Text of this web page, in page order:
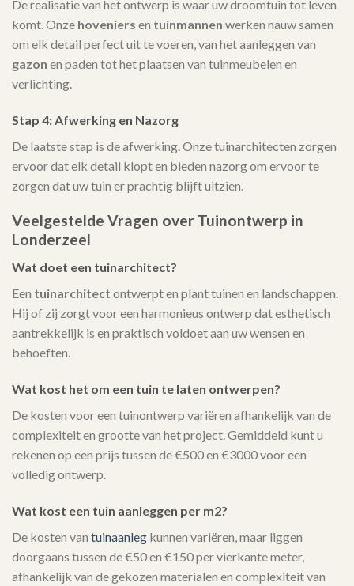
De realisatie van het ontwerp is waar uw droomtuin tot leven
komt. Onze hoveniers en tuinmannen werken nauw samen
om elk detail perfect uit te voeren, van het aanleggen van
gazon en paden tot het plaatsen van tuinmeubelen en
verlichting.
Stap 4: Afwerking en Nazorg
De laatste stap is de afwerking. Onze tuinarchitecten zorgen
ervoor dat elk detail klopt en bieden nazorg om ervoor te
zorgen dat uw tuin er prachtig blijft uitzien.
Veelgestelde Vragen over Tuinontwerp in
Londerzeel
Wat doet een tuinarchitect?
Een tuinarchitect ontwerpt en plant tuinen en landschappen.
Hij of zij zorgt voor een harmonieus ontwerp dat esthetisch
aantrekkelijk is en praktisch voldoet aan uw wensen en
behoeften.
Wat kost het om een tuin te laten ontwerpen?
De kosten voor een tuinontwerp variëren afhankelijk van de
complexiteit en grootte van het project. Gemiddeld kunt u
rekenen op een prijs tussen de €500 en €3000 voor een
volledig ontwerp.
Wat kost een tuin aanleggen per m2?
De kosten van tuinaanleg kunnen variëren, maar liggen
doorgaans tussen de €50 en €150 per vierkante meter,
afhankelijk van de gekozen materialen en complexiteit van